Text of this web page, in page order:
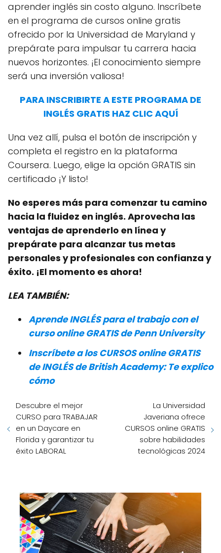
aprender inglés sin costo alguno. Inscríbete
en el programa de cursos online gratis
ofrecido por la Universidad de Maryland y
prepárate para impulsar tu carrera hacia
nuevos horizontes. ¡El conocimiento siempre
será una inversión valiosa!
PARA INSCRIBIRTE A ESTE PROGRAMA DE
INGLÉS GRATIS HAZ CLIC AQUÍ
Una vez allí, pulsa el botón de inscripción y
completa el registro en la plataforma
Coursera. Luego, elige la opción GRATIS sin
certificado ¡Y listo!
No esperes más para comenzar tu camino
hacia la fluidez en inglés. Aprovecha las
ventajas de aprenderlo en línea y
prepárate para alcanzar tus metas
personales y profesionales con confianza y
éxito. ¡El momento es ahora!
LEA TAMBIÉN:
Aprende INGLÉS para el trabajo con el
curso online GRATIS de Penn University
Inscríbete a los CURSOS online GRATIS
de INGLÉS de British Academy: Te explico
cómo
Descubre el mejor
CURSO para TRABAJAR
en un Daycare en
Florida y garantizar tu
éxito LABORAL
La Universidad
Javeriana ofrece
CURSOS online GRATIS
sobre habilidades
tecnológicas 2024